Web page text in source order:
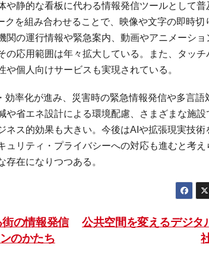
や静的な看板に代わる情報発信ツールとして
を組み合わせることで、映像や文字の即時切
の運行情報や緊急案内、動画やアニメーショ
の応用範囲は年々拡大している。また、タッ
個人向けサービスも実現されている。
効率化が進み、災害時の緊急情報発信や多言
や省エネ設計による環境配慮、さまざまな施
ネス的効果も大きい。今後はAIや拡張現実技
ュリティ・プライバシーへの対応も進むと考
在になりつつある。
公共空間を変えるデジタ
の情報発信
のかたち